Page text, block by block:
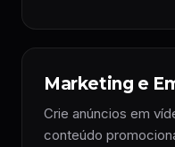
Marketing e
Crie anúncios em
conteúdo